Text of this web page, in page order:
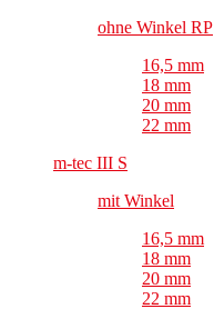
ohne Winkel RP
16,5 mm
18 mm
20 mm
22 mm
m-tec III S
mit Winkel
16,5 mm
18 mm
20 mm
22 mm